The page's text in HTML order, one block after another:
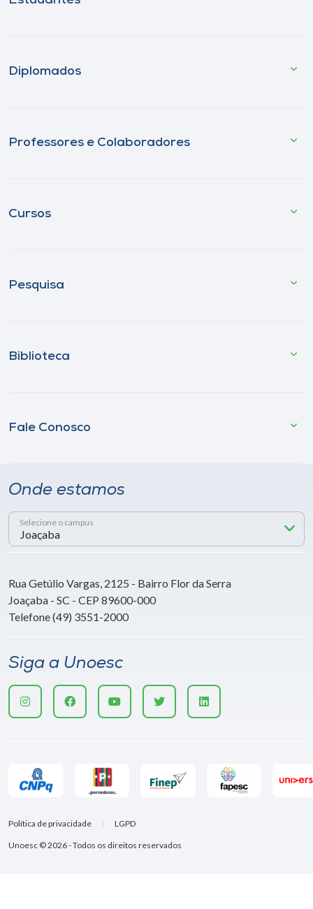
Diplomados
Professores e Colaboradores
Cursos
Pesquisa
Biblioteca
Fale Conosco
Onde estamos
Selecione o campus
Rua Getúlio Vargas, 2125 - Bairro Flor da Serra
Joaçaba - SC - CEP 89600-000
Telefone (49) 3551-2000
Siga a Unoesc
Unoesc © 2026 - Todos os direitos reservados
Política de privacidade LGPD